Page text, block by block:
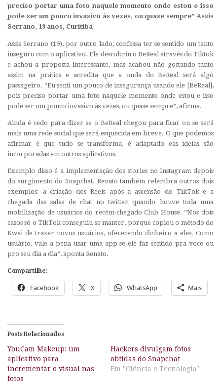
preciso portar umafoto naquele momento onde estou e isso
pode ser um pouco invasivo às vezes, ou quase sempre” Assis
Serrano, 19 anos, Curitiba
Assis Serrano (19), por outro lado, confessa ter se sentido um tanto
inseguro com o aplicativo. Ele descobriu o BeReal através do Tiktok
e achou a proposta interessante, mas acabou não gostando tanto
assim na prática e acredita que a onda do BeReal será algo
passageiro. “Eu senti um pouco de insegurança usando ele [BeReal],
pois preciso portar uma foto naquele momento onde estou e isso
pode ser um pouco invasivo às vezes, ou quase sempre”, afirma.
Ainda é cedo para dizer se o BeReal chegou para ficar ou se será
mais uma rede social que será esquecida em breve. O que podemos
afirmar é que tudo se transforma, é adaptado eas ideias são
incorporadas em outros aplicativos.
Exemplo disso é a implementação dos stories no Instagram depois
do surgimento do Snapchat. Renato também relembra outros dois
exemplos: a criação dos Reels após a ascensão do TikTok e a
chegada das salas de chat no twitter quando houve toda uma
mobilização de usuários do recém-chegado Club House. “Nos dois
casos só o TikTok conseguiu se manter, porque copiou o método do
Kwai de trazer novos usuários, oferecendo dinheiro a eles. Como
usuário, vale a pena usar uma app se ele faz sentido pra você ou
pro seu dia a dia”, aponta Renato.
Compartilhe:
Facebook X WhatsApp Mais
Posts Relacionados
YouCam Makeup: um
aplicativo para
incrementar o visual nas
fotos
Hackers divulgam fotos
obtidas do Snapchat
Em "Ciência e Tecnologia"